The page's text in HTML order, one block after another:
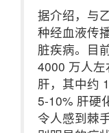
据介绍，与
种经血液传
脏疾病。目
4000 万人
肝，其中约
5-10% 肝硬
令人感到棘